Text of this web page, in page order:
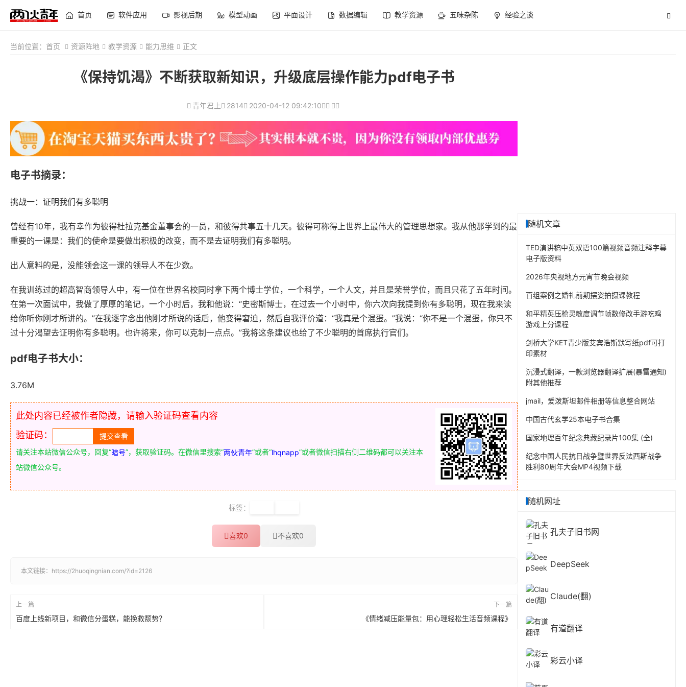
首页 软件应用 影视后期 模型动画 平面设计 数据编辑 教学资源 五味杂陈 经验之谈
当前位置： 首页 资源阵地 教学资源 能力思维 正文
《保持饥渴》不断获取新知识，升级底层操作能力pdf电子书
青年君上 2814 2020-04-12 09:42:10
电子书摘录：
挑战一：证明我们有多聪明
曾经有10年，我有幸作为彼得杜拉克基金董事会的一员，和彼得共事五十几天。彼得可称得上世界上最伟大的管理思想家。我从他那学到的最
重要的一课是：我们的使命是要做出积极的改变，而不是去证明我们有多聪明。
出人意料的是，没能领会这一课的领导人不在少数。
在我训练过的超高智商领导人中，有一位在世界名校同时拿下两个博士学位，一个科学，一个人文，并且是荣誉学位，而且只花了五年时间。
在第一次面试中，我做了厚厚的笔记，一个小时后，我和他说：“史密斯博士，在过去一个小时中，你六次向我提到你有多聪明，现在我来读
给你听你刚才所讲的。”在我逐字念出他刚才所说的话后，他变得窘迫，然后自我评价道：“我真是个混蛋。”我说：“你不是一个混蛋，你只不
过十分渴望去证明你有多聪明。也许将来，你可以克制一点点。”我将这条建议也给了不少聪明的首席执行官们。
pdf电子书大小：
3.76M
此处内容已经被作者隐藏，请输入验证码查看内容
验证码：
请关注本站微信公众号，回复“暗号”，获取验证码。在微信里搜索“两伙青年”或者“lhqnapp”或者微信扫描右侧二维码都可以关注本
站微信公众号。
标签：
喜欢0 不喜欢0
本文链接： https://2huoqingnian.com/?id=2126
上一篇
百度上线新项目，和微信分蛋糕，能挽救颓势？
下一篇
《情绪减压能量包：用心理轻松生活音频课程》
随机文章
TED演讲稿中英双语100篇视频音频注释字幕
电子版资料
2026年央视地方元宵节晚会视频
百组案例之婚礼前期摆姿拍摄课教程
和平精英压枪灵敏度调节帧数修改手游吃鸡
游戏上分课程
剑桥大学KET青少版艾宾浩斯默写纸pdf可打
印素材
沉浸式翻译，一款浏览器翻译扩展(暴雷通知)
附其他推荐
jmail，爱泼斯坦邮件相册等信息整合网站
中国古代玄学25本电子书合集
国家地理百年纪念典藏纪录片100集 (全)
纪念中国人民抗日战争暨世界反法西斯战争
胜利80周年大会MP4视频下载
随机网址
孔夫子旧书网
DeepSeek
Claude(翻)
有道翻译
彩云小译